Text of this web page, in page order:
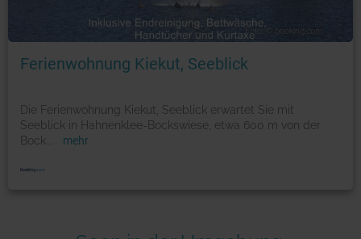
Foto: © booking.com
Ferienwohnung Kiekut, Seeblick
Die Ferienwohnung Kiekut, Seeblick erwartet Sie mit
Seeblick in Hahnenklee-Bockswiese, etwa 600 m von der
Bock
mehr